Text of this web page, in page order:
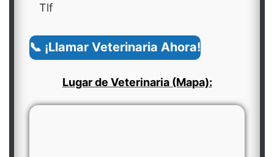
Tlf
📞 ¡Llamar Veterinaria Ahora!
Lugar de Veterinaria (Mapa):